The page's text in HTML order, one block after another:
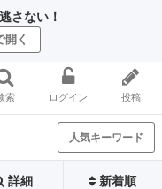
さない！
開く
索 ログイン 投稿
人気キーワード
詳細 新着順